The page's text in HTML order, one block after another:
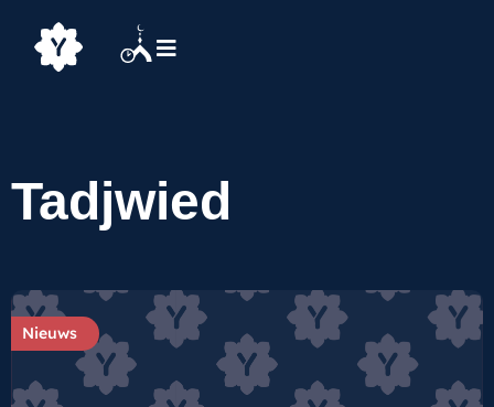
Tadjwied
Nieuws